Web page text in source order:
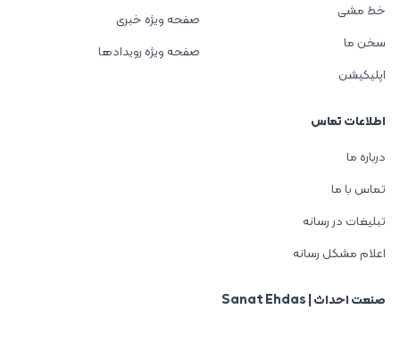
خط مشی
سخن ما
اپلیکیشن
صفحه ویژه خبری
صفحه ویژه رویدادها
اطلاعات تماس
درباره ما
تماس با ما
تبلیغات در رسانه
اعلام مشکل رسانه
صنعت احداث | Sanat Ehdas